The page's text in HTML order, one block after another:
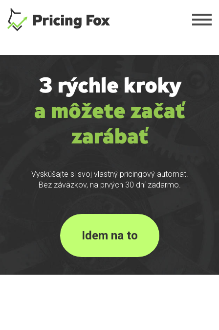
Skočiť
na
hlavný
3 rýchle kroky
a môžete začať
zarábať
Vyskúšajte si svoj vlastný pricingový automat.
Bez záväzkov, na prvých 30 dní zadarmo.
Idem na to